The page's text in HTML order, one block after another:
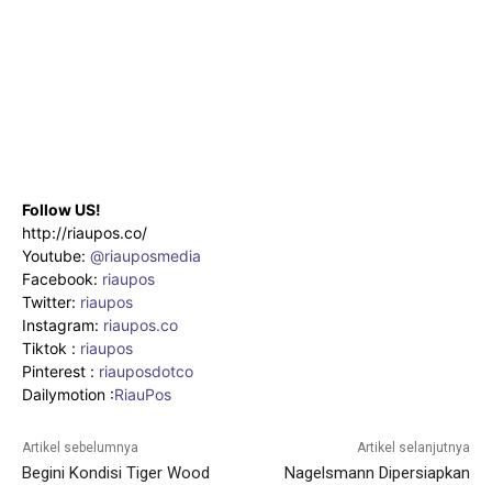
Follow US!
http://riaupos.co/
Youtube: @riauposmedia
Facebook: riaupos
Twitter: riaupos
Instagram: riaupos.co
Tiktok : riaupos
Pinterest : riauposdotco
Dailymotion :RiauPos
Artikel sebelumnya
Begini Kondisi Tiger Wood
Artikel selanjutnya
Nagelsmann Dipersiapkan